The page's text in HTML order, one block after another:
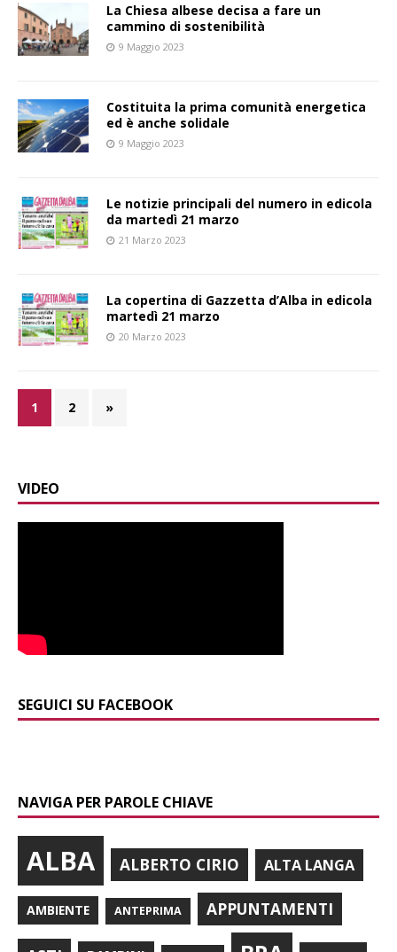
La Chiesa albese decisa a fare un
cammino di sostenibilità
9 Maggio 2023
Costituita la prima comunità energetica
ed è anche solidale
9 Maggio 2023
Le notizie principali del numero in edicola
da martedì 21 marzo
21 Marzo 2023
La copertina di Gazzetta d’Alba in edicola
martedì 21 marzo
20 Marzo 2023
1 2 »
VIDEO
SEGUICI SU FACEBOOK
NAVIGA PER PAROLE CHIAVE
ALBA ALBERTO CIRIO ALTA LANGA
AMBIENTE ANTEPRIMA APPUNTAMENTI